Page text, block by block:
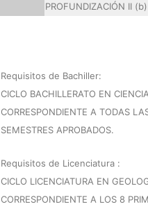
PROFUNDIZACIÓN II (b)
Requisitos de Bachiller:
CICLO BACHILLERATO EN
CORRESPONDIENTE A TODAS
SEMESTRES APROBADOS.
Requisitos de Licenciatura :
CICLO LICENCIATURA EN
CORRESPONDIENTE A LOS 8